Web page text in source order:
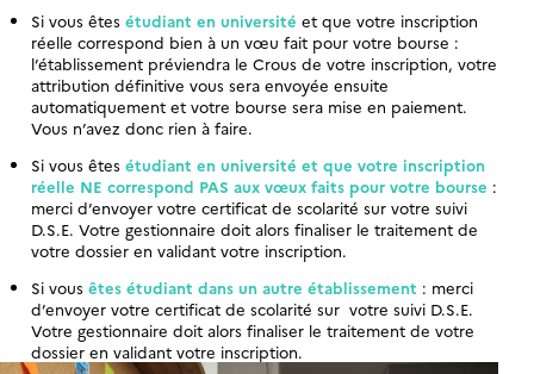
Si vous êtes étudiant en université et que votre inscription
réelle correspond bien à un vœu fait pour votre bourse :
l’établissement préviendra le Crous de votre inscription, votre
attribution définitive vous sera envoyée ensuite
automatiquement et votre bourse sera mise en paiement.
Vous n’avez donc rien à faire.
Si vous êtes étudiant en université et que votre inscription
réelle NE correspond PAS aux vœux faits pour votre bourse :
merci d’envoyer votre certificat de scolarité sur votre suivi
D.S.E. Votre gestionnaire doit alors finaliser le traitement de
votre dossier en validant votre inscription.
Si vous êtes étudiant dans un autre établissement : merci
d’envoyer votre certificat de scolarité sur votre suivi D.S.E.
Votre gestionnaire doit alors finaliser le traitement de votre
dossier en validant votre inscription.